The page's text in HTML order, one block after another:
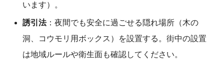
います）。
誘引法：夜間でも安全に過ごせる隠れ場所（木の
洞、コウモリ用ボックス）を設置する。街中の設置
は地域ルールや衛生面も確認してください。